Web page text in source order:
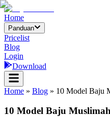
Home
Panduan
Pricelist
Blog
Login
Download
Home » Blog » 10 Model Baju
10 Model Baju